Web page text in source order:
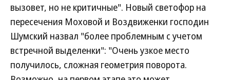
вызовет, но не критичные". Новый светофор на
пересечения Моховой и Воздвиженки господин
Шумский назвал "более проблемным с учетом
встречной выделенки": "Очень узкое место
получилось, сложная геометрия поворота.